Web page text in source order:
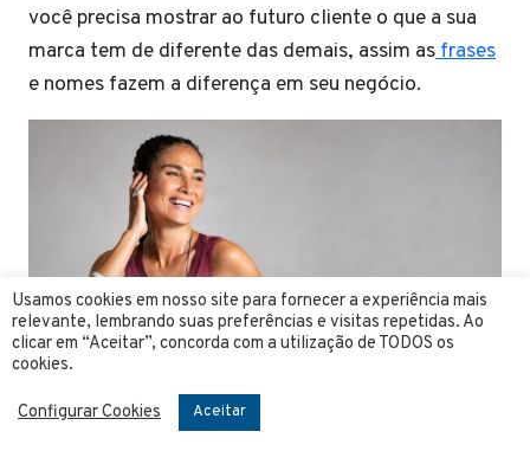
você precisa mostrar ao futuro cliente o que a sua
marca tem de diferente das demais, assim asfrases
e nomes fazem a diferença em seu negócio.
Usamos cookies em nosso site para fornecer a experiência mais
relevante, lembrando suas preferências e visitas repetidas. Ao
clicar em “Aceitar”, concorda com a utilização de TODOS os
cookies.
Configurar Cookies Aceitar